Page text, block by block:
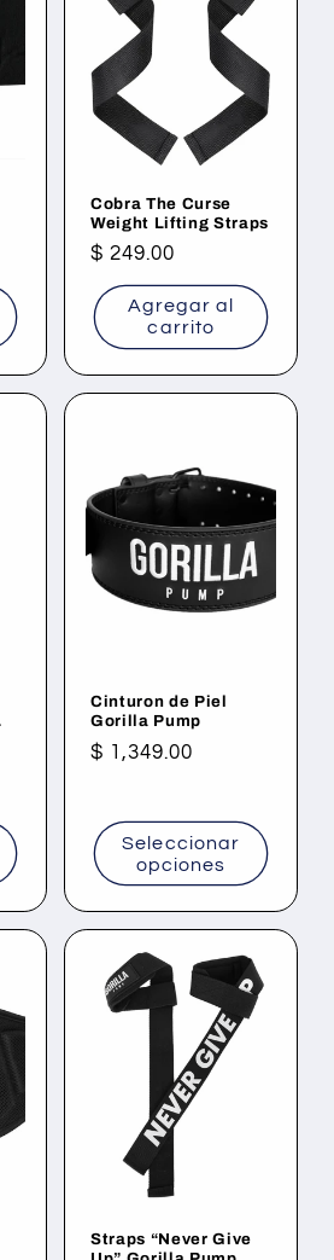
Cobra The Curse
Weight Lifting Straps
Precio
habitual
$ 249.00
Agregar al
carrito
Cinturon de Piel
Gorilla Pump
Precio
$ 1,349.00
Seleccionar
opciones
Straps “Never Give